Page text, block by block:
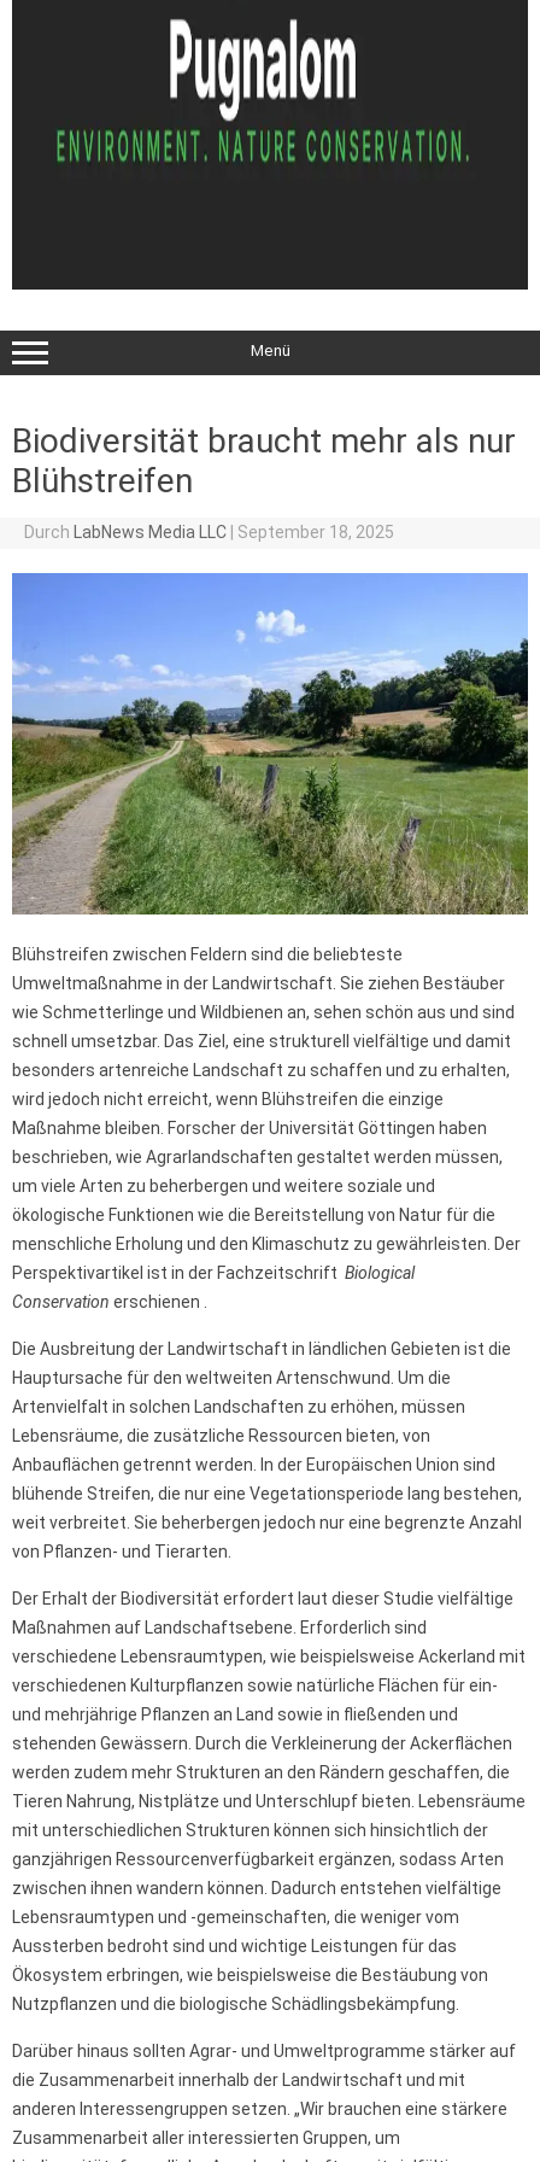
Menü
Biodiversität braucht mehr als nur
Blühstreifen
Durch LabNews Media LLC September 18, 2025
Blühstreifen zwischen Feldern sind die beliebteste
Umweltmaßnahme in der Landwirtschaft. Sie ziehen Bestäuber
wie Schmetterlinge und Wildbienen an, sehen schön aus und sind
schnell umsetzbar. Das Ziel, eine strukturell vielfältige und damit
besonders artenreiche Landschaft zu schaffen und zu erhalten,
wird jedoch nicht erreicht, wenn Blühstreifen die einzige
Maßnahme bleiben. Forscher der Universität Göttingen haben
beschrieben, wie Agrarlandschaften gestaltet werden müssen,
um viele Arten zu beherbergen und weitere soziale und
ökologische Funktionen wie die Bereitstellung von Natur für die
menschliche Erholung und den Klimaschutz zu gewährleisten. Der
Perspektivartikel ist in der Fachzeitschrift Biological
Conservation erschienen .
Die Ausbreitung der Landwirtschaft in ländlichen Gebieten ist die
Hauptursache für den weltweiten Artenschwund. Um die
Artenvielfalt in solchen Landschaften zu erhöhen, müssen
Lebensräume, die zusätzliche Ressourcen bieten, von
Anbauflächen getrennt werden. In der Europäischen Union sind
blühende Streifen, die nur eine Vegetationsperiode lang bestehen,
weit verbreitet. Sie beherbergen jedoch nur eine begrenzte Anzahl
von Pflanzen- und Tierarten.
Der Erhalt der Biodiversität erfordert laut dieser Studie vielfältige
Maßnahmen auf Landschaftsebene. Erforderlich sind
verschiedene Lebensraumtypen, wie beispielsweise Ackerland mit
verschiedenen Kulturpflanzen sowie natürliche Flächen für ein-
und mehrjährige Pflanzen an Land sowie in fließenden und
stehenden Gewässern. Durch die Verkleinerung der Ackerflächen
werden zudem mehr Strukturen an den Rändern geschaffen, die
Tieren Nahrung, Nistplätze und Unterschlupf bieten. Lebensräume
mit unterschiedlichen Strukturen können sich hinsichtlich der
ganzjährigen Ressourcenverfügbarkeit ergänzen, sodass Arten
zwischen ihnen wandern können. Dadurch entstehen vielfältige
Lebensraumtypen und -gemeinschaften, die weniger vom
Aussterben bedroht sind und wichtige Leistungen für das
Ökosystem erbringen, wie beispielsweise die Bestäubung von
Nutzpflanzen und die biologische Schädlingsbekämpfung.
Darüber hinaus sollten Agrar- und Umweltprogramme stärker auf
die Zusammenarbeit innerhalb der Landwirtschaft und mit
anderen Interessengruppen setzen. „Wir brauchen eine stärkere
Zusammenarbeit aller interessierten Gruppen, um